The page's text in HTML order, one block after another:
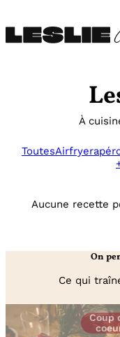
au
contenu
À
ToutesAirfryer
Aucune recette
On
Ce qui
Coup